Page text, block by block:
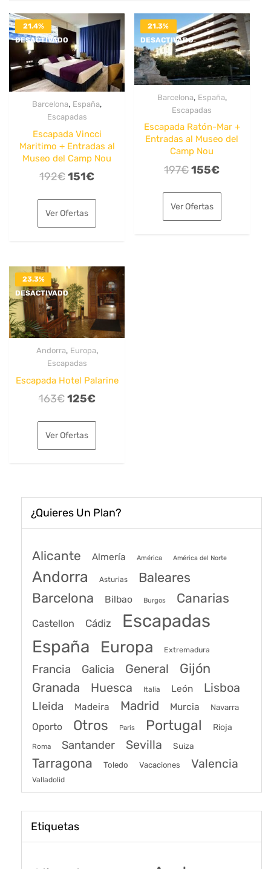
21.4%
DESACTIVADO
Barcelona, España,
Escapadas
Escapada Vincci
Maritimo + Entradas al
Museo del Camp Nou
192€El
original
era:
151€El
es:
Ver Ofertas
21.3%
DESACTIVADO
Barcelona, España,
Escapadas
Escapada Ratón-Mar +
Entradas al Museo del
Camp Nou
197€El
original
era:
155€El
es:
Ver Ofertas
23.3%
DESACTIVADO
Andorra, Europa,
Escapadas
Escapada Hotel Palarine
163€ El
original
era:
125€El
es:
Ver Ofertas
¿Quieres Un Plan?
Alicante Almería América América del Norte
Andorra Asturias Baleares
Barcelona Bilbao Burgos Canarias
Castellon Cádiz Escapadas
España Europa Extremadura
Francia Galicia General Gijón
Granada Huesca Italia León Lisboa
Lleida Madeira Madrid Murcia Navarra
Oporto Otros Paris Portugal Rioja
Roma Santander Sevilla Suiza
Tarragona Toledo Vacaciones Valencia
Valladolid
Etiquetas